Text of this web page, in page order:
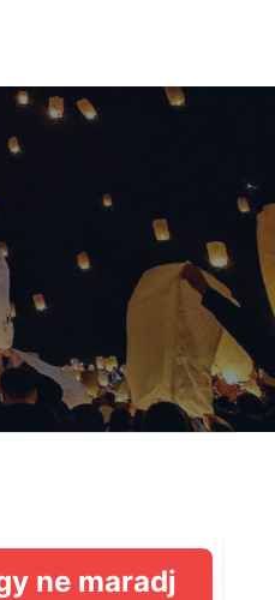
ne maradj